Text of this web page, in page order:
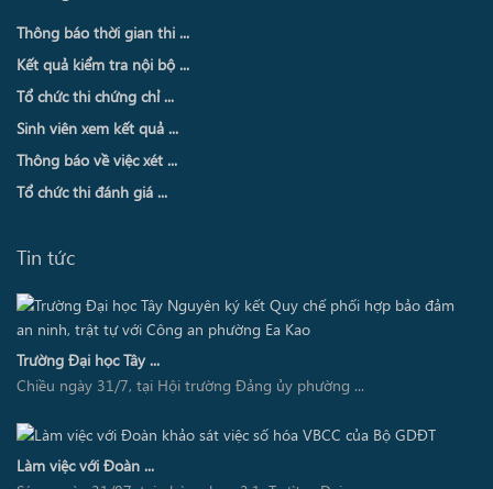
Thông báo thời gian thi ...
Kết quả kiểm tra nội bộ ...
Tổ chức thi chứng chỉ ...
Sinh viên xem kết quả ...
Thông báo về việc xét ...
Tổ chức thi đánh giá ...
Tin tức
Trường Đại học Tây ...
Chiều ngày 31/7, tại Hội trường Đảng ủy phường ...
Làm việc với Đoàn ...